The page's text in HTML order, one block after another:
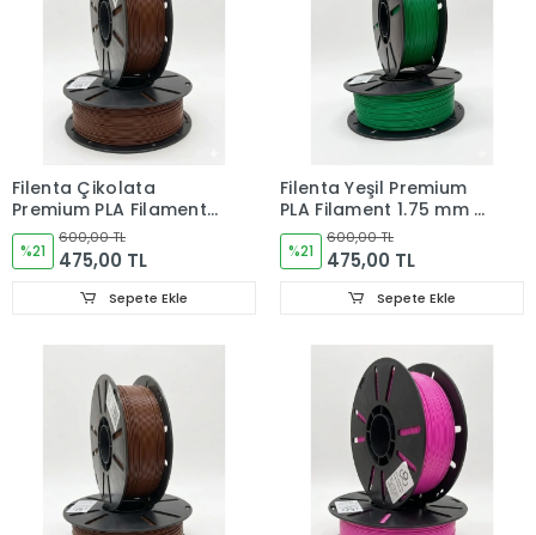
Filenta Çikolata
Premium PLA Filament
1.75 mm – 1 kg
%21
600,00 TL
475,00 TL
Sepete Ekle
Filenta Yeşil Premium
PLA Filament 1.75 mm –
1 kg
%21
600,00 TL
475,00 TL
Sepete Ekle